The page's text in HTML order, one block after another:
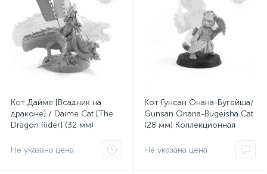
Кот Дайме [Всадник на
драконе] / Daime Cat [The
Dragon Rider] (32 мм)
Zabavka
Не указана цена
Кот Гунсан Онана-Бугейша/
Gunsan Onana-Bugeisha Cat
(28 мм) Коллекционная
Не указана цена